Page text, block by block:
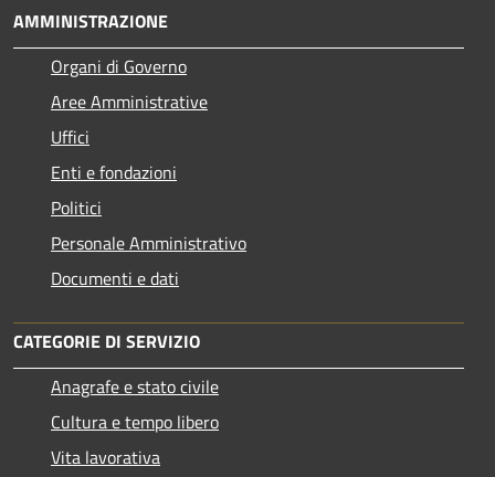
AMMINISTRAZIONE
Organi di Governo
Aree Amministrative
Uffici
Enti e fondazioni
Politici
Personale Amministrativo
Documenti e dati
CATEGORIE DI SERVIZIO
Anagrafe e stato civile
Cultura e tempo libero
Vita lavorativa